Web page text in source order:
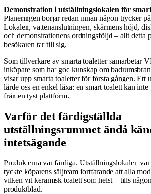
Demonstration i utställningslokalen för
Planeringen börjar redan innan någon trycker
Lokalen, vattenanslutningen, skärmens höjd,
och demonstrationens ordningsföljd – allt detta
besökaren tar till sig.
Som tillverkare av smarta toaletter samarbetar
inköpare som har god kunskap om
visar upp smarta toaletter för första gången. Ett
lärde oss en enkel läxa: en smart toalett kan inte
från en tyst plattform.
Varför det färdigställda
utställningsrummet ändå
intetsägande
Produkterna var färdiga. Utställningslokalen
tyckte köparens säljteam fortfarande att alla
vilken vit keramisk toalett som helst – tills
produktblad.